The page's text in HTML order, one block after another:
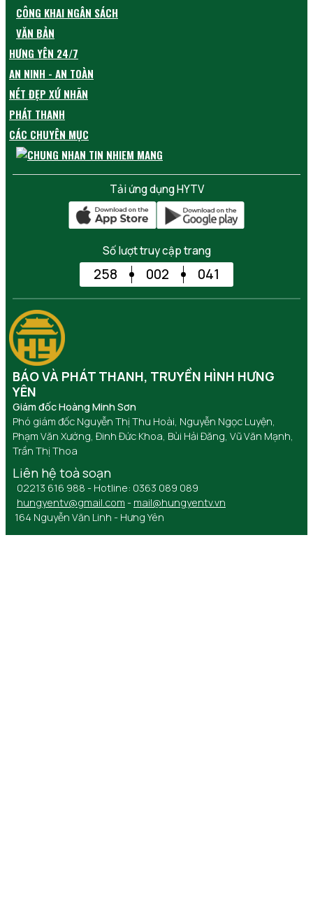
CÔNG KHAI NGÂN SÁCH
VĂN BẢN
HƯNG YÊN 24/7
AN NINH - AN TOÀN
NÉT ĐẸP XỨ NHÃN
PHÁT THANH
CÁC CHUYÊN MỤC
Tải ứng dụng HYTV
Số lượt truy cập trang
258 002 041
BÁO VÀ PHÁT THANH, TRUYỀN HÌNH HƯNG
YÊN
Giám đốc Hoàng Minh Sơn
Phó giám đốc Nguyễn Thị Thu Hoài, Nguyễn Ngọc Luyện,
Phạm Văn Xướng, Đinh Đức Khoa, Bùi Hải Đăng, Vũ Văn Mạnh,
Trần Thị Thoa
Liên hệ toà soạn
02213 616 988 - Hotline: 0363 089 089
hungyentv@gmail.com - mail@hungyentv.vn
164 Nguyễn Văn Linh - Hưng Yên